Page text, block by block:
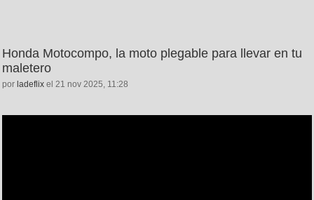
Honda Motocompo, la moto plegable para llevar en tu
maletero
por ladeflix el 21 nov 2025, 11:28